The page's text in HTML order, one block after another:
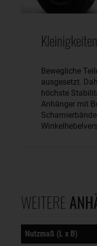
Bewegliche
ausgesetzt.
höchste
Anhänger mit
WEITERE
Nutzmaß (L x B)